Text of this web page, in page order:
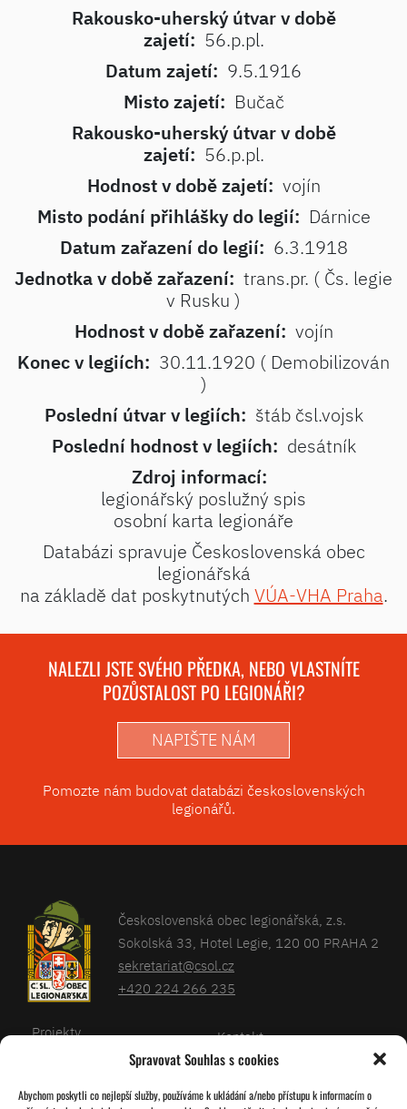
Spravovat Souhlas s cookies
Abychom poskytli co nejlepší služby, používáme k ukládání a/nebo přístupu k informacím o
Rakousko-uherský útvar v době
zajetí: 56.p.pl.
Datum zajetí: 9.5.1916
Misto zajetí: Bučač
Rakousko-uherský útvar v době
zajetí: 56.p.pl.
Hodnost v době zajetí: vojín
Misto podání přihlášky do legií: Dárnice
Datum zařazení do legií: 6.3.1918
Jednotka v době zařazení: trans.pr. ( Čs. legie
v Rusku )
Hodnost v době zařazení: vojín
Konec v legiích: 30.11.1920 ( Demobilizován
)
Poslední útvar v legiích: štáb čsl.vojsk
Poslední hodnost v legiích: desátník
Zdroj informací:
legionářský poslužný spis
osobní karta legionáře
Databázi spravuje Československá obec
legionářská
na základě dat poskytnutých VÚA-VHA Praha.
NALEZLI JSTE SVÉHO PŘEDKA, NEBO VLASTNÍTE
POZŮSTALOST PO LEGIONÁŘI?
NAPIŠTE NÁM
Pomozte nám budovat databázi československých
legionářů.
Československá obec legionářská, z.s.
Sokolská 33, Hotel Legie, 120 00 PRAHA 2
sekretariat@csol.cz
+420 224 266 235
Projekty
Kalendář
Kontakt
Databáze legionářů
Pro členy